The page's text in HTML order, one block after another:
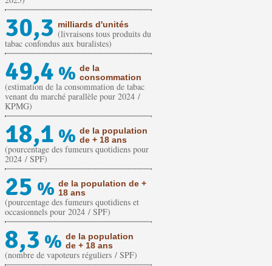
30,3 milliards d'unités
(livraisons tous produits du
tabac confondus aux buralistes)
49,4 % de la
consommation
(estimation de la consommation de tabac
venant du marché parallèle pour 2024 /
KPMG)
18,1 % de la population
de + 18 ans
(pourcentage des fumeurs quotidiens pour
2024 / SPF)
25 % de la population de +
18 ans
(pourcentage des fumeurs quotidiens et
occasionnels pour 2024 / SPF)
8,3 % de la population
de + 18 ans
(nombre de vapoteurs réguliers / SPF)